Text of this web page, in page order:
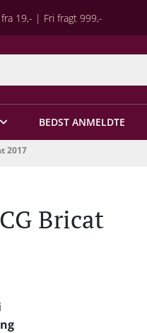
fra 19,- | Fri fragt 999,-
BEDST ANMELDTE
2017
Bricat